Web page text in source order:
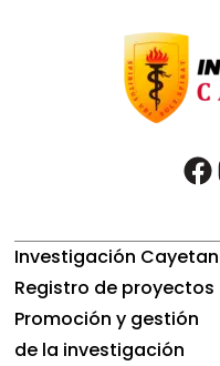
facebook
Investigación
Registro de proyectos
Promoción y gestión
de la investigación